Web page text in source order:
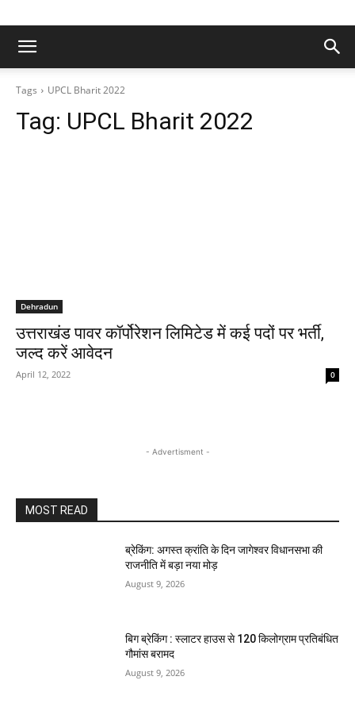
Tags UPCL Bharit 2022
Tag: UPCL Bharit 2022
Dehradun
उत्तराखंड पावर ​​कॉर्पोरेशन लिमिटेड में कई पदों पर भर्ती,
जल्द करें आवेदन
April 12, 2022 0
- Advertisment -
MOST READ
ब्रेकिंग: अगस्त क्रांति के दिन जागेश्वर विधानसभा की
राजनीति में बड़ा नया मोड़
August 9, 2026
बिग ब्रेकिंग : स्लाटर हाउस से 120 किलोग्राम प्रतिबंधित
गौमांस बरामद
August 9, 2026